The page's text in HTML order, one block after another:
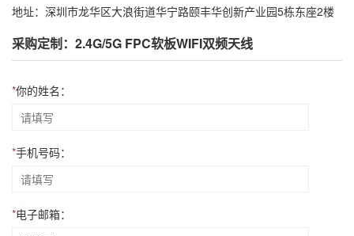
地址：深圳市龙华区大浪街道华宁路颐丰华创新产业园5栋东座2楼
采购定制：2.4G/5G FPC软板WIFI双频天线
*你的姓名：
*手机号码：
*电子邮箱：